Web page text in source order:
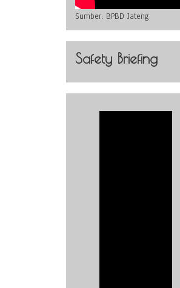
Sumber: BPBD Jateng
Safety Briefing